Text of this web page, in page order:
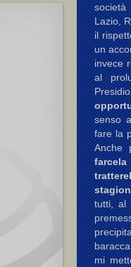
Lazio,
il
un
invece
al
senso
fare la
Anche
tutti, al
mi